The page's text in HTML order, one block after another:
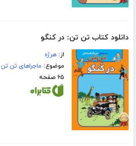
دانلود کتاب تن تن: در کنگو
از:هرژه
موضوع: ماجراهای تن تن
۶۵ صفحه